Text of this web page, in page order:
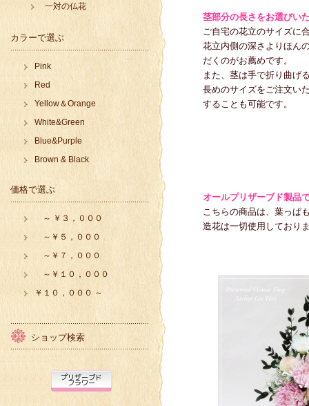
茎部分の長さをお選びい
ご自宅の花立のサイズに合
花立内側の深さよりほんの
だくのがお薦めです。
また、茎は手で折り曲げる
長めのサイズをご注文いた
することも可能です。
オールプリザーブド製品
こちらの商品は、葉っぱも
造花は一切使用しており
一対の仏花
カラーで選ぶ
Pink
Red
Yellow＆Orange
White&Green
Blue&Purple
Brown & Black
価格で選ぶ
～ ￥３，０００
～￥５，０００
～￥７，０００
～￥１０，０００
￥１０，０００ ～
ショップ検索